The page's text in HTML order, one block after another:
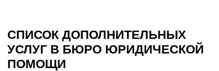
СПИСОК ДОПОЛНИТЕЛЬНЫХ
УСЛУГ В БЮРО ЮРИДИЧЕСКОЙ
ПОМОЩИ